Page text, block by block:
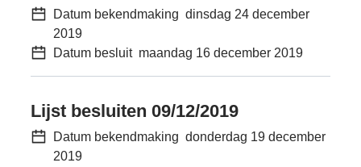
Datum bekendmaking dinsdag 24 december
2019
Datum besluit maandag 16 december 2019
Lijst besluiten 09/12/2019
Datum bekendmaking donderdag 19 december
2019